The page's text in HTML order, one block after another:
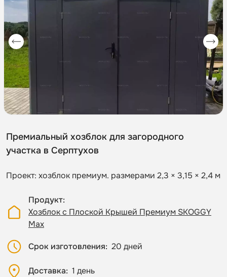
Премиальный хозблок для загородного
участка в Серптухов
Проект: хозблок премиум. размерами 2,3 × 3,15 × 2,4 м
Продукт
Хозблок с Плоской Крышей Премиум SKOGGY
Max
Срок изготовления 20 дней
Доставка 1 день